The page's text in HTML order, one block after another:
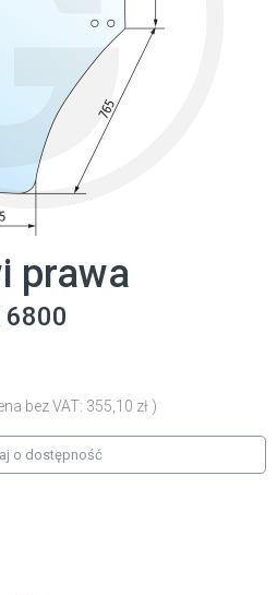
prawa
6800
bez VAT: 355,10 zł )
o dostępność